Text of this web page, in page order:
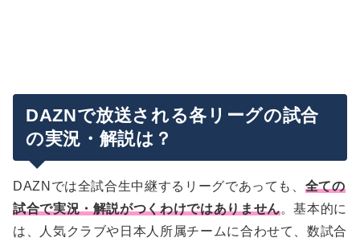
DAZNで放送される各リーグの試合
の実況・解説は？
DAZNでは全試合生中継するリーグであっても、 全ての
試合で実況・解説がつくわけではありません。基本的に
は、人気クラブや日本人所属チームに合わせて、数試合